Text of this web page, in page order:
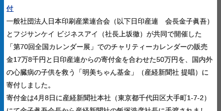
付
一般社団法人日本印刷産業連合会（以下日印産連 会長金子眞吾）
とフジサンケイ ビジネスアイ（社長上坂徹）が共同で開催した
「第70回全国カレンダー展」でのチャリティーカレンダーの販売
金17万8千円と日印産連からの寄付金を合わせた50万円を、国内外
の心臓病の子供を救う「明美ちゃん基金」（産経新聞社 提唱）に
寄付しました。
寄付金は4月8日に産経新聞社本社（東京都千代田区大手町1-7-2）